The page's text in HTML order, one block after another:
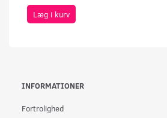
Læg i kurv
INFORMATIONER
Fortrolighed